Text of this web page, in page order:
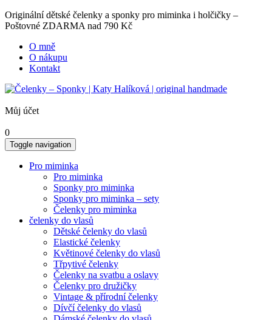
Originální dětské čelenky a sponky pro miminka i holčičky –
Poštovné ZDARMA nad 790 Kč
O mně
O nákupu
Kontakt
Můj účet
0
Toggle navigation
Pro miminka
Pro miminka
Sponky pro miminka
Sponky pro miminka – sety
Čelenky pro miminka
čelenky do vlasů
Dětské čelenky do vlasů
Elastické čelenky
Květinové čelenky do vlasů
Třpytivé čelenky
Čelenky na svatbu a oslavy
Čelenky pro družičky
Vintage & přírodní čelenky
Dívčí čelenky do vlasů